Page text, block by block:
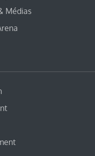
Médias